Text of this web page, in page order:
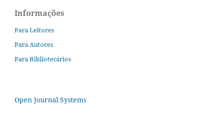
Informações
Para Leitores
Para Autores
Para Bibliotecários
Open Journal Systems